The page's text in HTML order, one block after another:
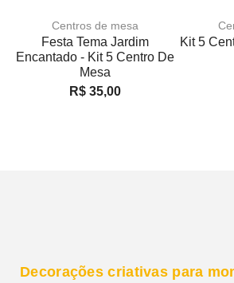
Centros de mesa
Festa Tema Jardim
Encantado - Kit 5 Centro De
Mesa
R$ 35,00
Kit 5
Decorações criativas para